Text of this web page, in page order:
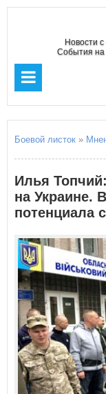
Новости
События на
Боевой листок »
Илья
на Украине.
потенциала